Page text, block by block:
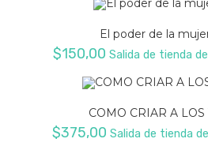
El poder de la
$150,00 Salida de tienda
COMO CRIAR A LOS
$375,00 Salida de tienda